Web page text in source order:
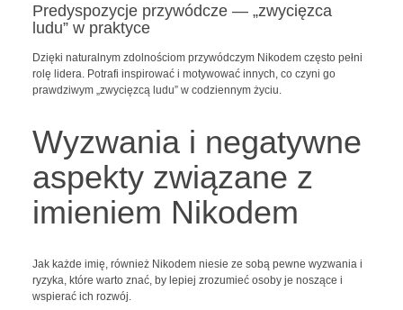
Predyspozycje przywódcze — „zwycięzca
ludu” w praktyce
Dzięki naturalnym zdolnościom przywódczym Nikodem często pełni
rolę lidera. Potrafi inspirować i motywować innych, co czyni go
prawdziwym „zwycięzcą ludu” w codziennym życiu.
Wyzwania i negatywne
aspekty związane z
imieniem Nikodem
Jak każde imię, również Nikodem niesie ze sobą pewne wyzwania i
ryzyka, które warto znać, by lepiej zrozumieć osoby je noszące i
wspierać ich rozwój.